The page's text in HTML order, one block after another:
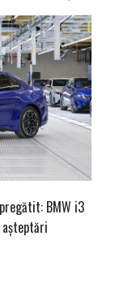
BMW i3